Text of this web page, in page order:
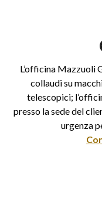
L’officina Mazzuoli
collaudi su
telescopici;
presso la sede del
urgenza